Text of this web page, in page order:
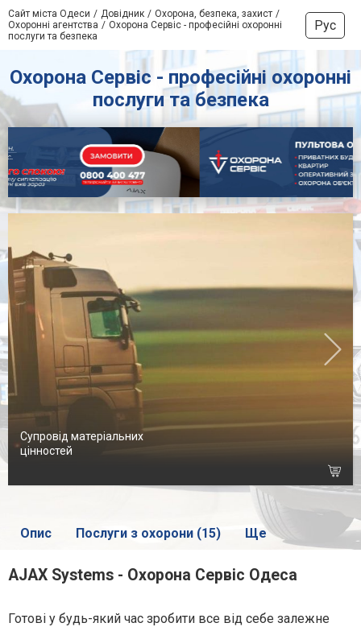
Сайт міста Одеси Довідник
Охорона, безпека, захист
Охоронні агентства
Охорона Сервіс - професійні охоронні
послуги та безпека
Рус
Охорона Сервіс - професійні охоронні
послуги та безпека
Супровід матеріальних
цінностей
Опис Послуги з охорони (15) Ще
AJAX Systems - Охорона Сервіс Одеса
Готові у будь-який час зробити все від себе залежне